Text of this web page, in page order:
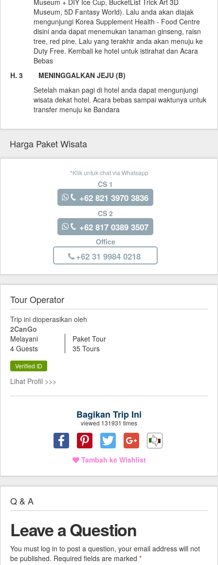
Museum, 5D Fantasy World). Lalu anda akan diajak
mengunjungi Korea Supplement Health - Food Centre
disini anda dapat menemukan tanaman ginseng, raisn
tree, red pine. Lalu yang terakhir anda akan menuju ke
Duty Free. Kembali ke hotel untuk istirahat dan Acara
Bebas
H. 3 MENINGGALKAN JEJU (B)
Setelah makan pagi di hotel anda dapat mengunjungi
wisata dekat hotel. Acara bebas sampai waktunya untuk
transfer menuju ke Bandara
Harga Paket Wisata
*Klik untuk chat via Whatsapp
CS 1
+62 821 3970 3836
CS 2
+62 817 0389 3507
Office
+62 31 9984 0218
Tour Operator
Trip ini dioperasikan oleh
2CanGo
Melayani
4 Guests
Paket Tour
35 Tours
Verified ID
Lihat Profil >>>
Bagikan Trip Ini
viewed 131931 times
Tambah ke Wishlist
Q & A
Leave a Question
You must log in to post a question, your email address will not
be published. Required fields are marked *